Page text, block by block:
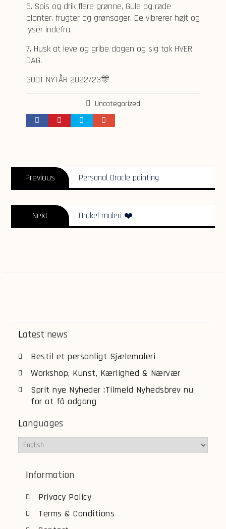
6. Spis og drik flere grønne, Gule og røde
planter, frugter og grønsager. De vibrerer højt og
lyser indefra.
7. Husk at leve og gribe dagen og sig tak HVER
DAG.
GODT NYTÅR 2022/23🎊
Uncategorized
Post
navigation
Previous
Previous
post:
Personal Oracle painting
Next
Next
post:
Orakel maleri ❤️
Latest news
Bestil et personligt Sjælemaleri
Workshop, Kunst, Kærlighed & Nærvær
Sprit nye Nyheder :Tilmeld Nyhedsbrev nu
for at få adgang
Languages
Information
Privacy Policy
Terms & Conditions